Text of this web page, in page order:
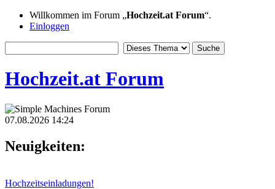
Willkommen im Forum „Hochzeit.at Forum“.
Einloggen
Hochzeit.at Forum
07.08.2026 14:24
Neuigkeiten:
Hochzeitseinladungen!